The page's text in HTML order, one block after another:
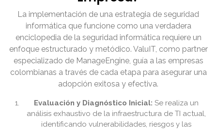
La implementación de una estrategia de seguridad
informática que funcione como una verdadera
enciclopedia de la seguridad informática requiere un
enfoque estructurado y metódico. ValuIT, como partner
especializado de ManageEngine, guía a las empresas
colombianas a través de cada etapa para asegurar una
adopción exitosa y efectiva.
Evaluación y Diagnóstico Inicial: Se realiza un
análisis exhaustivo de la infraestructura de TI actual,
identificando vulnerabilidades, riesgos y las